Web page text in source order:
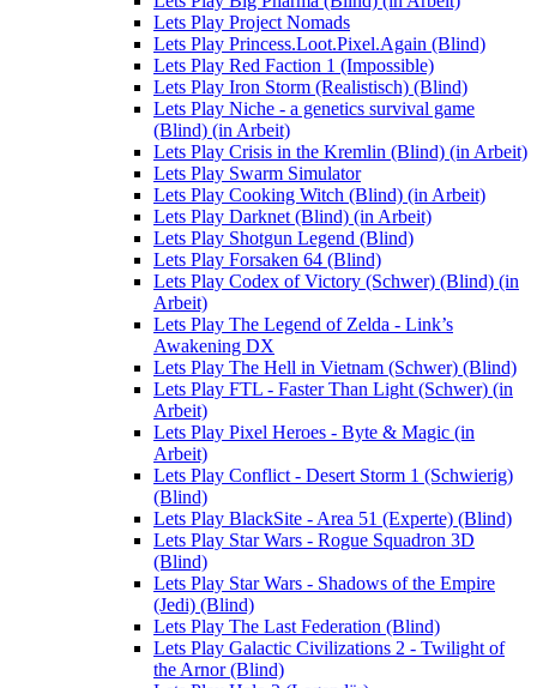
Lets Play Project Nomads
Lets Play Princess.Loot.Pixel.Again (Blind)
Lets Play Red Faction 1 (Impossible)
Lets Play Iron Storm (Realistisch) (Blind)
Lets Play Niche - a genetics survival game
(Blind) (in Arbeit)
Lets Play Crisis in the Kremlin (Blind) (in Arbeit)
Lets Play Swarm Simulator
Lets Play Cooking Witch (Blind) (in Arbeit)
Lets Play Darknet (Blind) (in Arbeit)
Lets Play Shotgun Legend (Blind)
Lets Play Forsaken 64 (Blind)
Lets Play Codex of Victory (Schwer) (Blind) (in
Arbeit)
Lets Play The Legend of Zelda - Link’s
Awakening DX
Lets Play The Hell in Vietnam (Schwer) (Blind)
Lets Play FTL - Faster Than Light (Schwer) (in
Arbeit)
Lets Play Pixel Heroes - Byte & Magic (in
Arbeit)
Lets Play Conflict - Desert Storm 1 (Schwierig)
(Blind)
Lets Play BlackSite - Area 51 (Experte) (Blind)
Lets Play Star Wars - Rogue Squadron 3D
(Blind)
Lets Play Star Wars - Shadows of the Empire
(Jedi) (Blind)
Lets Play The Last Federation (Blind)
Lets Play Galactic Civilizations 2 - Twilight of
the Arnor (Blind)